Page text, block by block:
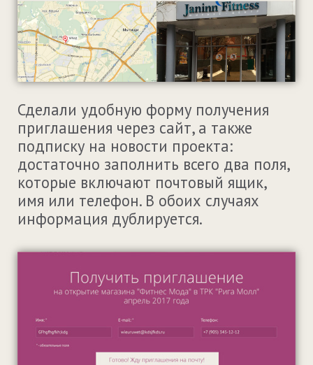
Сделали удобную форму получения
приглашения через сайт, а также
подписку на новости проекта:
достаточно заполнить всего два поля,
которые включают почтовый ящик,
имя или телефон. В обоих случаях
информация дублируется.